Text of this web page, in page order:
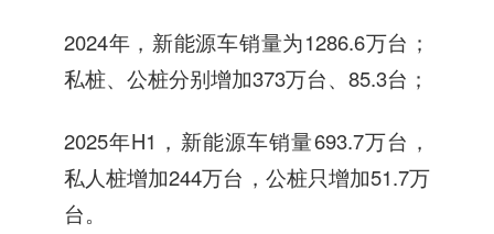
2024年，新能源车销量为1286.6万台；
私桩、公桩分别增加373万台、85.3台；
2025年H1，新能源车销量693.7万台，
私人桩增加244万台，公桩只增加51.7万
台。